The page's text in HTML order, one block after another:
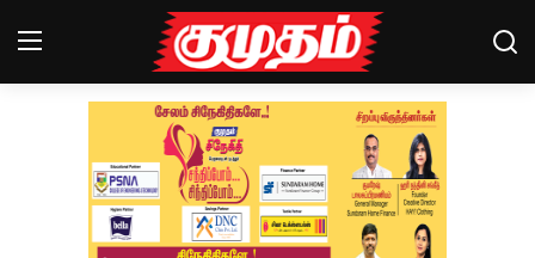
Magazines